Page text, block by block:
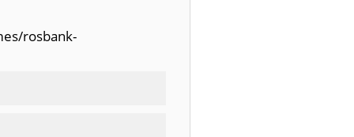
rosbank-